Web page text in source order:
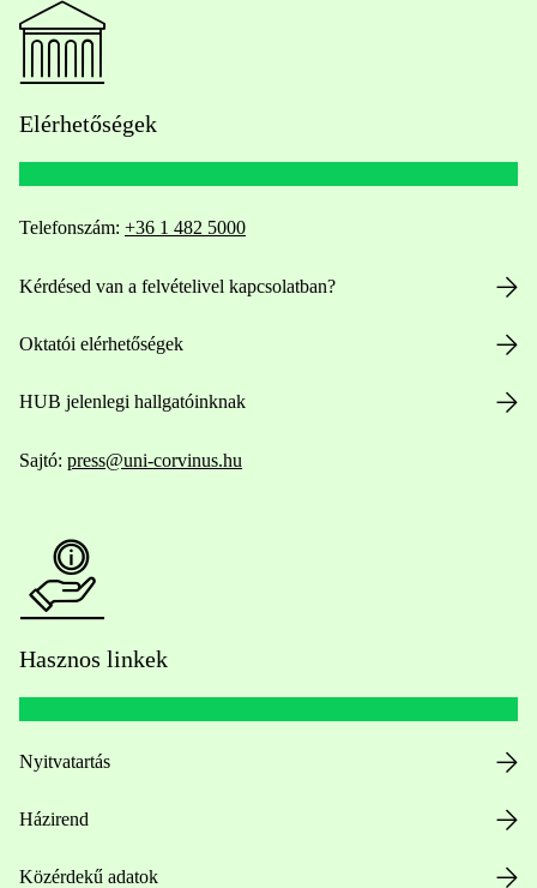
Elérhetőségek
Telefonszám: +36 1 482 5000
Kérdésed van a felvételivel kapcsolatban?
Oktatói elérhetőségek
HUB jelenlegi hallgatóinknak
Sajtó: press@uni-corvinus.hu
Hasznos linkek
Nyitvatartás
Házirend
Közérdekű adatok